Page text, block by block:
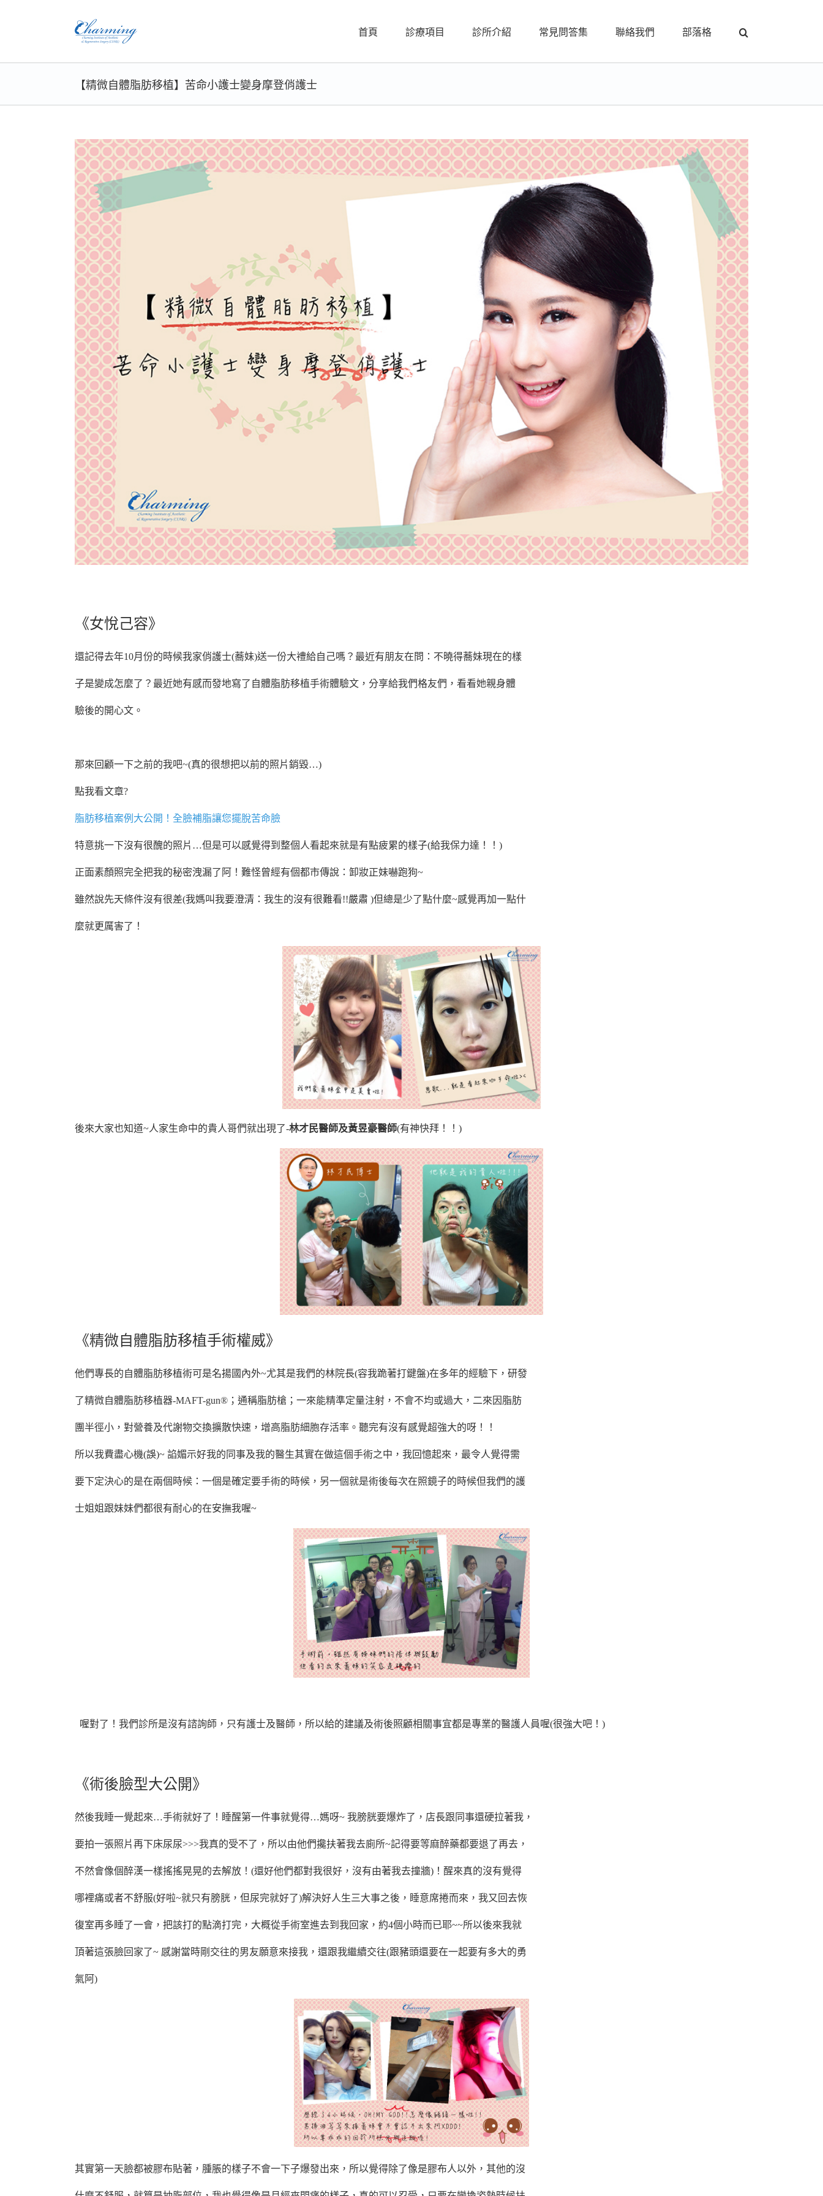
首頁 診療項目 診所介紹 常見問答集 聯絡我們 部落格
【精微自體脂肪移植】苦命小護士變身摩登俏護士
View
Larger
Image
《女悅己容》
還記得去年10月份的時候我家俏護士(蕎妹)送一份大禮給自己嗎？ 最近有朋友在問：不曉得蕎妹現在的樣
子是變成怎麼了？最近她有感而發地寫了自體脂肪移植手術體驗文，分享給我們格友們，看看她親身體
驗後的開心文。
那來回顧一下之前的我吧~(真的很想把以前的照片銷毀…)
點我看文章?
脂肪移植案例大公開！全臉補脂讓您擺脫苦命臉
特意挑一下沒有很醜的照片…但是可以感覺得到整個人看起來就是有點疲累的樣子(給我保力達！！)
正面素顏照完全把我的秘密洩漏了阿！難怪曾經有個都市傳說：卸妝正妹嚇跑狗~
雖然說先天條件沒有很差(我媽叫我要澄清：我生的沒有很難看!!嚴肅 )但總是少了點什麼~感覺再加一點什
麼就更厲害了！
後來大家也知道~人家生命中的貴人哥們就出現了-林才民醫師及黃昱豪醫師(有神快拜！！)
《精微自體脂肪移植手術權威》
他們專長的自體脂肪移植術可是名揚國內外~尤其是我們的林院長(容我跪著打鍵盤)在多年的經驗下，研發
了精微自體脂肪移植器-MAFT-gun®；通稱脂肪槍；一來能精準定量注射，不會不均或過大，二來因脂肪
團半徑小，對營養及代謝物交換擴散快速，增高脂肪細胞存活率。 聽完有沒有感覺超強大的呀！！
所以我費盡心機(誤)~ 諂媚示好我的同事及我的醫生其實在做這個手術之中，我回憶起來，最令人覺得需
要下定決心的是在兩個時候：一個是確定要手術的時候，另一個就是術後每次在照鏡子的時候但我們的護
士姐姐跟妹妹們都很有耐心的在安撫我喔~
喔對了！我們診所是沒有諮詢師，只有護士及醫師，所以給的建議及術後照顧相關事宜都是專業的醫護人員喔(很強大吧！)
《術後臉型大公開》
然後我睡一覺起來…手術就好了！ 睡醒第一件事就覺得…媽呀~ 我膀胱要爆炸了，店長跟同事還硬拉著我，
要拍一張照片再下床尿尿>>>我真的受不了，所以由他們攙扶著我去廁所~記得要等麻醉藥都要退了再去，
不然會像個醉漢一樣搖搖晃晃的去解放！(還好他們都對我很好，沒有由著我去撞牆)！醒來真的沒有覺得
哪裡痛或者不舒服(好啦~就只有膀胱，但尿完就好了)解決好人生三大事之後，睡意席捲而來，我又回去恢
復室再多睡了一會，把該打的點滴打完，大概從手術室進去到我回家，約4個小時而已耶~~所以後來我就
頂著這張臉回家了~ 感謝當時剛交往的男友願意來接我，還跟我繼續交往(跟豬頭還要在一起要有多大的勇
氣阿)
其實第一天臉都被膠布貼著，腫脹的樣子不會一下子爆發出來，所以覺得除了像是膠布人以外，其他的沒